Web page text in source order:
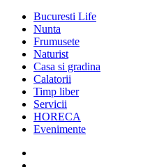
Bucuresti Life
Nunta
Frumusete
Naturist
Casa si gradina
Calatorii
Timp liber
Servicii
HORECA
Evenimente